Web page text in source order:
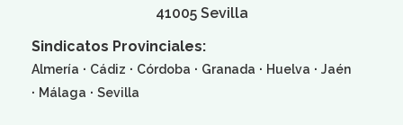
41005 Sevilla
Sindicatos Provinciales:
Almería · Cádiz · Córdoba · Granada · Huelva · Jaén
· Málaga · Sevilla